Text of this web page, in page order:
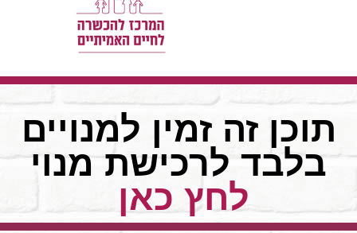
תוכן זה זמין למנויים
בלבד לרכישת מנוי
לחץ כאן